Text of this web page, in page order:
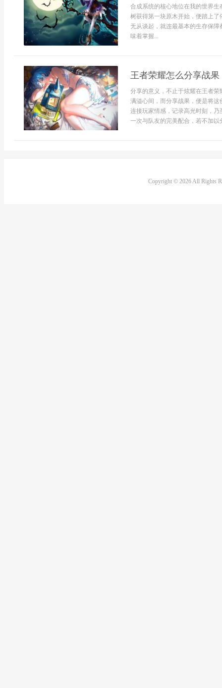
合成系统的核心地位在我的世界
树获得第一块原木开始，便踏上
无从谈起，就连最基本的生存保
味着掌握...
王者荣耀怎么分享战
分享的意义，不止于炫耀在王者
满溢心间，而分享战果，便是将
连接玩家情感，记录高光时刻，
一次与队友的完美配合，若不加以
Copyright © 2026 All Rights